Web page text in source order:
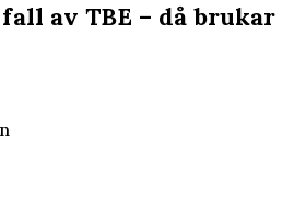
av TBE – då brukar